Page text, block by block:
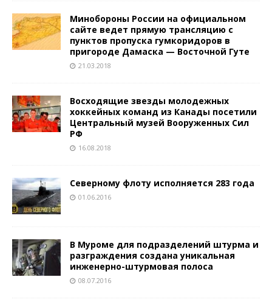
Минобороны России на официальном
сайте ведет прямую трансляцию с
пунктов пропуска гумкоридоров в
пригороде Дамаска — Восточной Гуте
21.03.2018
Восходящие звезды молодежных
хоккейных команд из Канады посетили
Центральный музей Вооруженных Сил
РФ
16.08.2018
Северному флоту исполняется 283 года
01.06.2016
В Муроме для подразделений штурма и
разграждения создана уникальная
инженерно-штурмовая полоса
08.07.2016